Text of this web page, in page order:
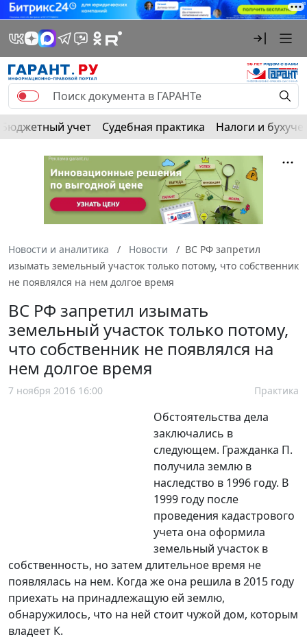
Бюджетный учет Судебная практика Налоги и
Новости и аналитика Новости
ВС РФ запретил
изымать земельный участок только потому, что собственник
не появлялся на нем долгое время
ВС РФ запретил изымать
земельный участок только потому,
что собственник не появлялся на
нем долгое время
7 ноября 2016 16:00 Практика
Обстоятельства дела
заключались в
следующем. Гражданка П.
получила землю в
наследство в 1996 году. В
1999 году после
проведения кадастрового
учета она оформила
земельный участок в
собственность, но затем длительное время не
появлялась на нем. Когда же она решила в 2015 году
приехать на принадлежащую ей землю,
обнаружилось, что на ней стоит чужой дом, которым
владеет К.